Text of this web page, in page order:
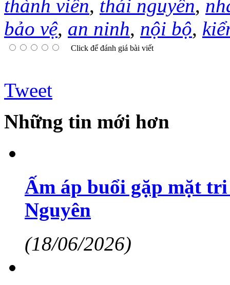
thành viên, thái nguyên,
bảo vệ, an ninh, nội bộ,
Click để đánh giá bài viết
Tweet
Những tin mới hơn
Ấm áp buổi gặp mặt
Nguyên
(18/06/2026)